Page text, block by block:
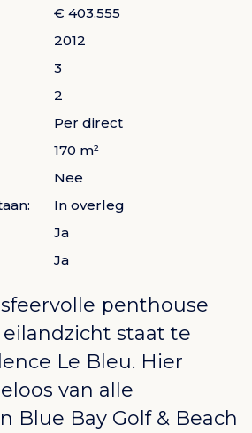
€ 403.555
2012
3
2
Per direct
170 m²
Nee
In overleg
Ja
Ja
penthouse
staat te
Le Bleu. Hier
van alle
Blue Bay Golf & Beach